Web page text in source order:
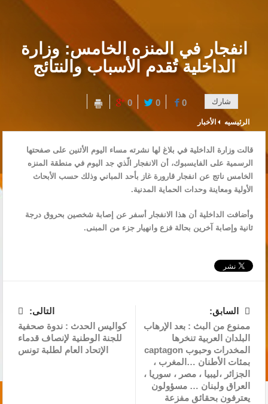
انفجار في المنزه الخامس: وزارة
الداخلية تُقدم الأسباب والنتائج
شارك 0
0
0
الرئيسيه الأخبار
قالت وزارة الداخلية في بلاغ لها نشرته مساء اليوم الأثنين على صفحتها
الرسمية على الفايسبوك، أن الانفجار الّذي جد اليوم في منطقة المنزه
الخامس ناتج عن انفجار قارورة غاز بأحد المباني وذلك حسب الأبحاث
الأولية ومعاينة وحدات الحماية المدنية.
وأضافت الداخلية أن هذا الانفجار أسفر عن إصابة شخصين بحروق درجة
ثانية وإصابة آخرين بحالة فزع وانهيار جزء من المبنى.
السابق:
ممنوع من البث : بعد الإرهاب
البلدان العربية تنخرها
المخدرات وحبوب captagon
بمئات الأطنان …المغرب ،
الجزائر ،ليبيا ، مصر ، سوريا ،
العراق ولبنان … مسؤولون
يعترفون بحقائق مفزعة
التالى:
كواليس الحدث : ندوة صحفية
للجنة الوطنية لإنصاف قدماء
الإتحاد العام لطلبة تونس